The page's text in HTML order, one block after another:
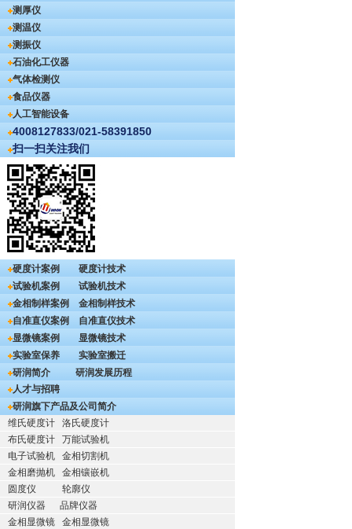
测厚仪
测温仪
测振仪
石油化工仪器
气体检测仪
食品仪器
人工智能设备
4008127833/021-58391850
扫一扫关注我们
硬度计案例
硬度计技术
试验机案例
试验机技术
金相制样案例
金相制样技术
自准直仪案例
自准直仪技术
显微镜案例
显微镜技术
实验室保养
实验室搬迁
研润简介
研润发展历程
人才与招聘
研润旗下产品及公司简介
维氏硬度计
洛氏硬度计
布氏硬度计
万能试验机
电子试验机
金相切割机
金相磨抛机
金相镶嵌机
圆度仪
轮廓仪
研润仪器
品牌仪器
金相显微镜
金相显微镜